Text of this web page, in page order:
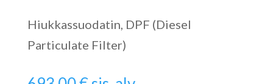
Hiukkassuodatin, DPF (Diesel
Particulate Filter)